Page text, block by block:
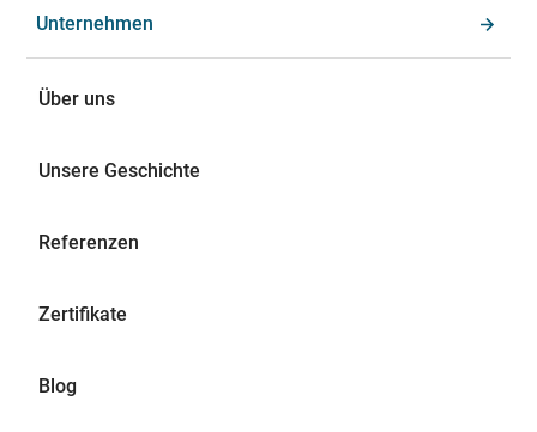
Unternehmen
Über uns
Unsere Geschichte
Referenzen
Zertifikate
Blog